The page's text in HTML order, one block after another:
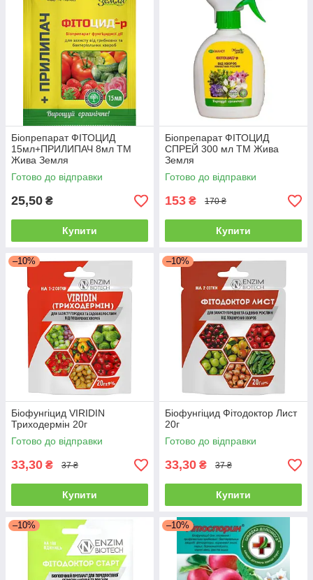
Біопрепарат ФІТОЦИД
15мл+ПРИЛИПАЧ 8мл ТМ
Жива Земля
Готово до відправки
25,50 ₴
Купити
Біопрепарат ФІТОЦИД
СПРЕЙ 300 мл ТМ Жива
Земля
Готово до відправки
153 ₴ 170 ₴
Купити
–10%
Біофунгіцид VIRIDIN
Триходермін 20г
Готово до відправки
33,30 ₴ 37 ₴
Купити
–10%
Біофунгіцид Фітодоктор Лист
20г
Готово до відправки
33,30 ₴ 37 ₴
Купити
–10% –10%